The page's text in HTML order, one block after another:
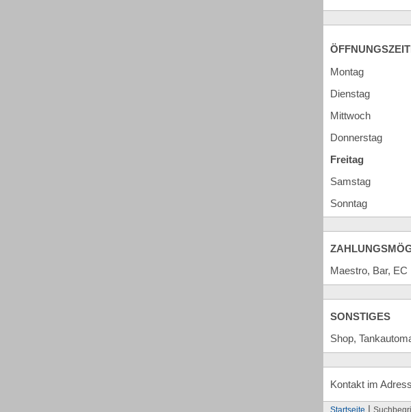
Montag
Dienstag
Mittwoch
Donnerstag
Freitag
Samstag
Sonntag
Maestro, Bar, EC
SONSTIGES
Shop,
Kontakt im
Startseite |